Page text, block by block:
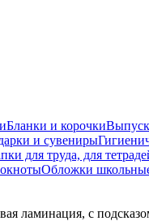
Бланки и корочки
и сувениры
для труда, для
Обложки
ламинация, с